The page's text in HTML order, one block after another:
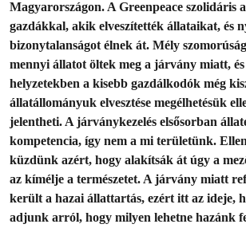
Magyarországon. A Greenpeace szolidáris
gazdákkal, akik elveszítették állataikat, és
bizonytalanságot élnek át. Mély
mennyi állatot öltek meg a járvány miatt,
helyzetekben a kisebb gazdálkodók még
állatállományuk elvesztése megélhetésük
jelentheti. A járványkezelés elsősorban
kompetencia, így nem a mi területünk.
küzdünk azért, hogy alakítsák át úgy a
az kímélje a természetet. A járvány miatt
került a hazai állattartás, ezért itt az ideje,
adjunk arról, hogy milyen lehetne hazánk